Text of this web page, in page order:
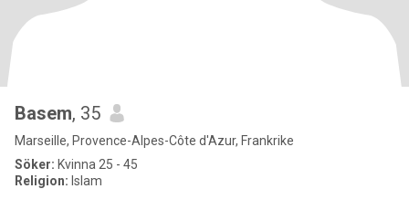
Basem, 35
Marseille, Provence-Alpes-Côte d'Azur, Frankrike
Söker: Kvinna 25 - 45
Religion: Islam